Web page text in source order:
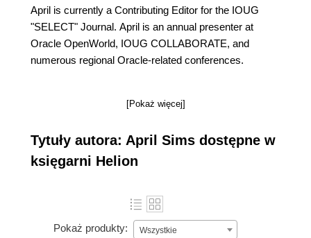
April is currently a Contributing Editor for the IOUG
"SELECT" Journal. April is an annual presenter at
Oracle OpenWorld, IOUG COLLABORATE, and
numerous regional Oracle-related conferences.
[Pokaż więcej]
Tytuły autora: April Sims dostępne w
księgarni Helion
Pokaż produkty: Wszystkie